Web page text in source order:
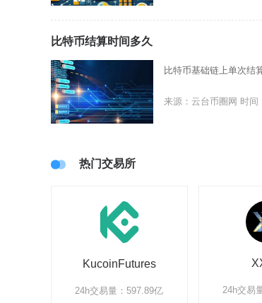
比特币结算时间多久
比特币基础链上单次结
来源：云台币圈网 时间
热门交易所
KucoinFutures
24h交易量：597.89亿 24h交易